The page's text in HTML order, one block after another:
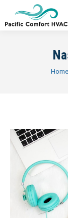
You
Home